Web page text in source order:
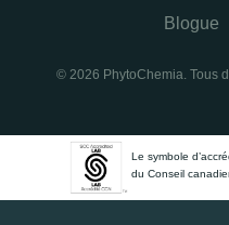
© 2026 PhytoChemia. Tous
Blogue
Le symbole
du Conseil